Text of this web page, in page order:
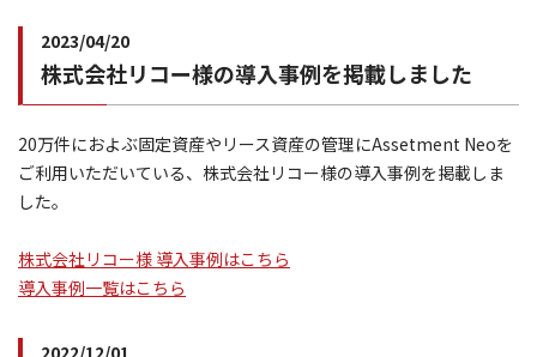
2023/04/20
株式会社リコー様の導入事例を掲載しました
20万件におよぶ固定資産やリース資産の管理にAssetment Neoを
ご利用いただいている、株式会社リコー様の導入事例を掲載しま
した。
株式会社リコー様 導入事例はこちら
導入事例一覧はこちら